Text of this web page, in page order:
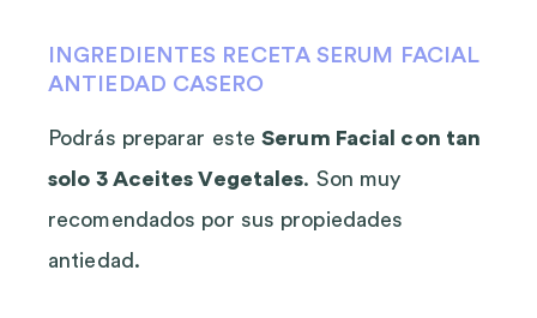
INGREDIENTES RECETA SERUM FACIAL
ANTIEDAD CASERO
Podrás preparar esteSerum Facial con tan
solo 3 Aceites Vegetales. Son muy
recomendados por sus propiedades
antiedad.